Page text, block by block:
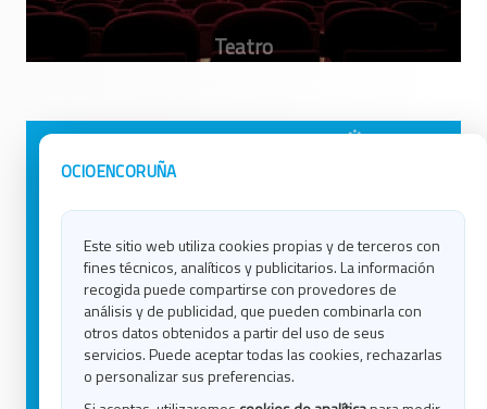
OCIOENCORUÑA
Este sitio web utiliza cookies propias y de terceros con
fines técnicos, analíticos y publicitarios. La información
recogida puede compartirse con provedores de
análisis y de publicidad, que pueden combinarla con
otros datos obtenidos a partir del uso de seus
servicios. Puede aceptar todas las cookies, rechazarlas
o personalizar sus preferencias.
Avisos Legales
Contacto
Política de Cookies
Ocio en Lugo
Ocio en Ourense
Ocio en Pontevedra
Ocio en Santiago
Ocio en Vigo
Blog